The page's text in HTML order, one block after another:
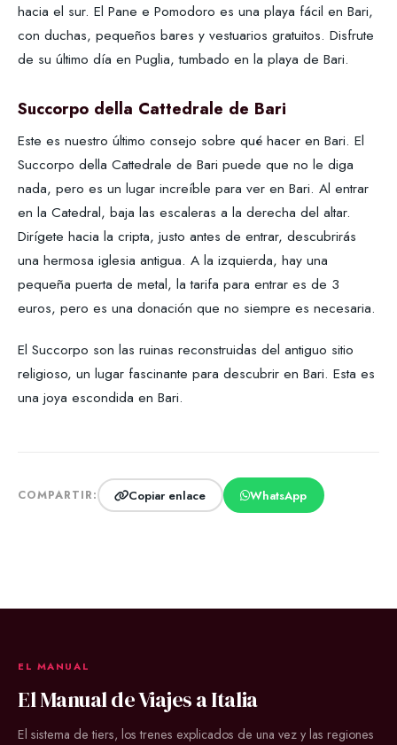
hacia el sur. El Pane e Pomodoro es una playa fácil en Bari,
con duchas, pequeños bares y vestuarios gratuitos. Disfrute
de su último día en Puglia, tumbado en la playa de Bari.
Succorpo della Cattedrale de Bari
Este es nuestro último consejo sobre qué hacer en Bari. El
Succorpo della Cattedrale de Bari puede que no le diga
nada, pero es un lugar increíble para ver en Bari. Al entrar
en la Catedral, baja las escaleras a la derecha del altar.
Dirígete hacia la cripta, justo antes de entrar, descubrirás
una hermosa iglesia antigua. A la izquierda, hay una
pequeña puerta de metal, la tarifa para entrar es de 3
euros, pero es una donación que no siempre es necesaria.
El Succorpo son las ruinas reconstruidas del antiguo sitio
religioso, un lugar fascinante para descubrir en Bari. Esta es
una joya escondida en Bari.
COMPARTIR: Copiar enlace WhatsApp
EL MANUAL
El Manual de Viajes a Italia
El sistema de tiers, los trenes explicados de una vez y las regiones